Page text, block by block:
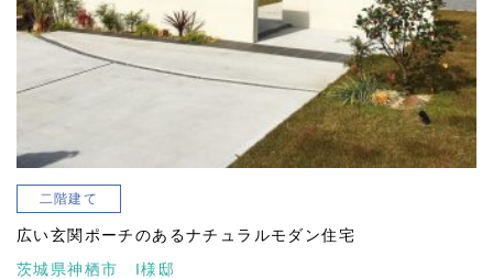
二階建て
広い玄関ポーチのあるナチュラルモダン住宅
茨城県神栖市 I様邸